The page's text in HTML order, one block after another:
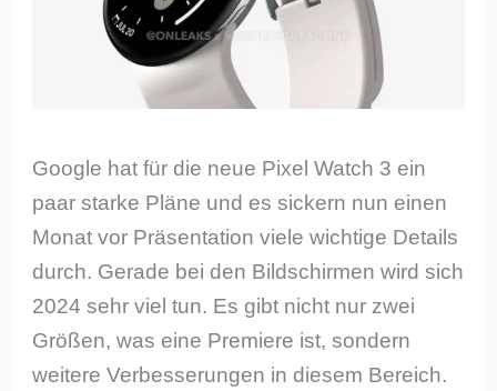
Google hat für die neue Pixel Watch 3 ein
paar starke Pläne und es sickern nun einen
Monat vor Präsentation viele wichtige Details
durch. Gerade bei den Bildschirmen wird sich
2024 sehr viel tun. Es gibt nicht nur zwei
Größen, was eine Premiere ist, sondern
weitere Verbesserungen in diesem Bereich.